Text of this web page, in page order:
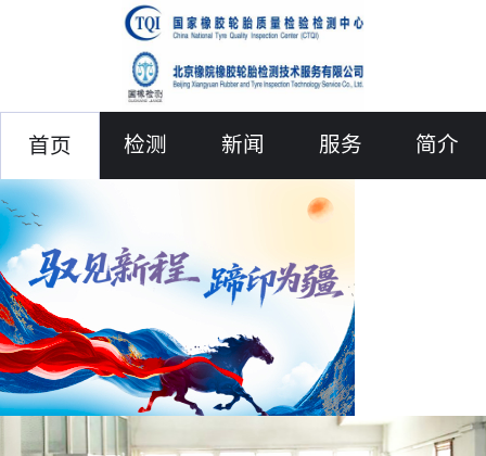
首页 检测 新闻 服务 简介
联络